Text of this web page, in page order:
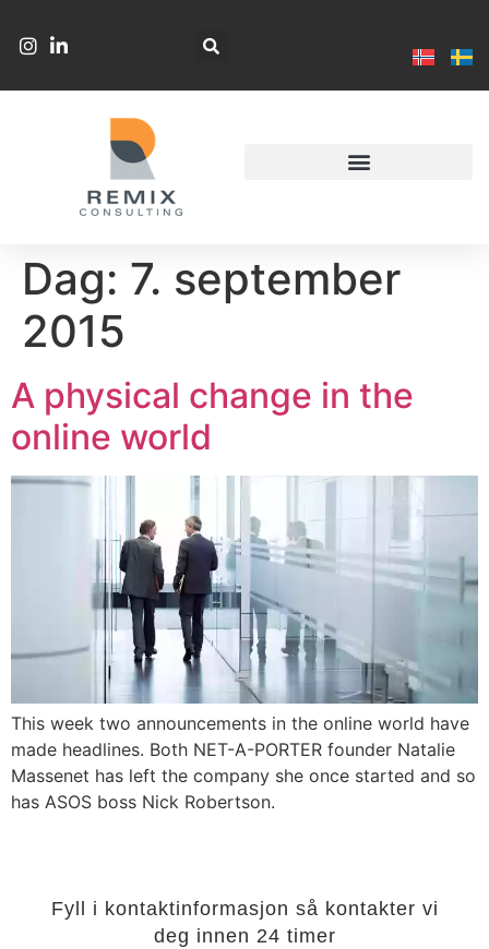
Dag: 7. september
2015
A physical change in the
online world
This week two announcements in the online world have
made headlines. Both NET-A-PORTER founder Natalie
Massenet has left the company she once started and so
has ASOS boss Nick Robertson.
Fyll i kontaktinformasjon så kontakter vi
deg innen 24 timer